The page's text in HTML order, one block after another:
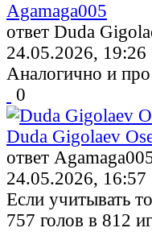
Agamaga005
ответ Duda
24.05.2026, 19:26
Аналогично и
0
Duda Gigolaev
ответ
24.05.2026, 16:57
Если учитывать
757 голов в 812